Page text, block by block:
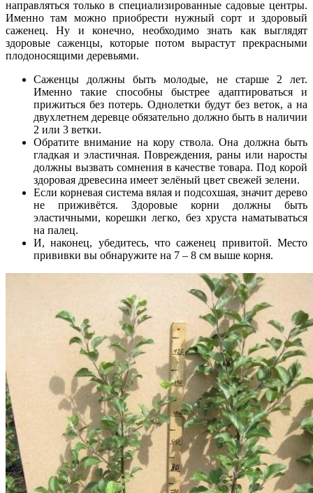
направляться только в специализированные садовые центры.
Именно там можно приобрести нужный сорт и здоровый
саженец. Ну и конечно, необходимо знать как выглядят
здоровые саженцы, которые потом вырастут прекрасными
плодоносящими деревьями.
Саженцы должны быть молодые, не старше 2 лет.
Именно такие способны быстрее адаптироваться и
прижиться без потерь. Однолетки будут без веток, а на
двухлетнем деревце обязательно должно быть в наличии
2 или 3 ветки.
Обратите внимание на кору ствола. Она должна быть
гладкая и эластичная. Повреждения, раны или наросты
должны вызвать сомнения в качестве товара. Под корой
здоровая древесина имеет зелёный цвет свежей зелени.
Если корневая система вялая и подсохшая, значит дерево
не приживётся. Здоровые корни должны быть
эластичными, корешки легко, без хруста наматываться
на палец.
И, наконец, убедитесь, что саженец привитой. Место
прививки вы обнаружите на 7 – 8 см выше корня.